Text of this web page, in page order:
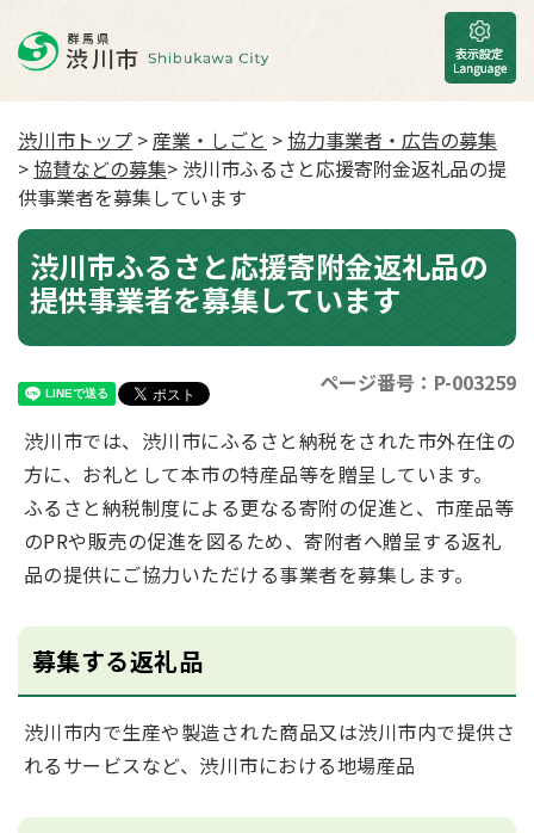
渋川市トップ >産業・しごと >協力事業者・広告の募集
>協賛などの募集> 渋川市ふるさと応援寄附金返礼品の提
供事業者を募集しています
渋川市ふるさと応援寄附金返礼品の
提供事業者を募集しています
ページ番号：P-003259
渋川市では、渋川市にふるさと納税をされた市外在住の
方に、お礼として本市の特産品等を贈呈しています。
ふるさと納税制度による更なる寄附の促進と、市産品等
のPRや販売の促進を図るため、寄附者へ贈呈する返礼
品の提供にご協力いただける事業者を募集します。
募集する返礼品
渋川市内で生産や製造された商品又は渋川市内で提供さ
れるサービスなど、渋川市における地場産品